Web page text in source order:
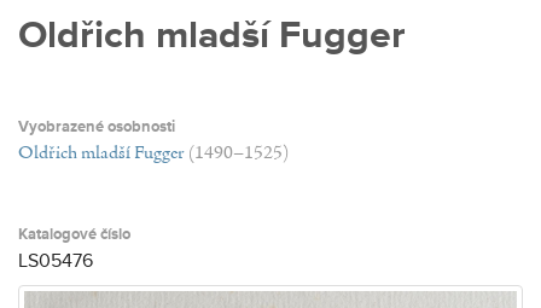
Oldřich mladší Fugger
Vyobrazené osobnosti
Oldřich mladší Fugger (1490–1525)
Katalogové číslo
LS05476